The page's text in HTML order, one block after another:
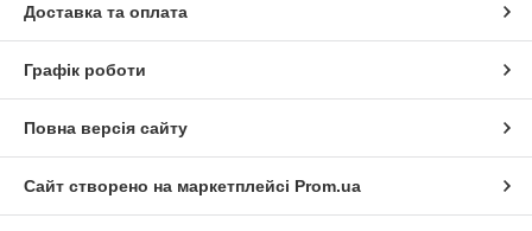
Доставка та оплата
Графік роботи
Повна версія сайту
Сайт створено на маркетплейсі Prom.ua